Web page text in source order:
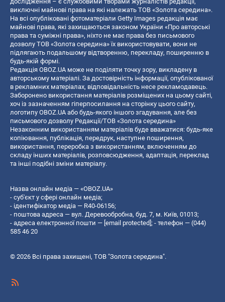
виключні майнові права на які належать ТОВ «Золота середина».
На всі опубліковані фотоматеріали Getty Images редакція має
майнові права, які захищаються законом України «Про авторські
права та суміжні права», ніхто не має права без письмового
дозволу ТОВ «Золота середина» їх використовувати, вони не
підлягають подальшому відтворенню, перекладу, поширенню в
будь-якій формі.
Редакція OBOZ.UA може не поділяти точку зору, викладену в
авторському матеріалі. За достовірність інформації, опублікованої
в рекламних матеріалах, відповідальність несе рекламодавець.
Заборонено використання матеріалів розміщених на цьому сайті,
хоч із зазначенням гіперпосилання на сторінку цього сайту,
логотипу OBOZ.UA або будь-якого іншого згадування, але без
письмового дозволу Редакції/ТОВ «Золота середина»
Незаконним використанням матеріалів буде вважатися: будь-яке
копiювання, публiкацiя, передрук, наступне поширення,
використання, переробка з використанням, включенням до
складу інших матеріалів, розповсюдження, адаптація, переклад
та інші подібні зміни матеріалу.
Назва онлайн медіа — «OBOZ.UA»
- суб'єкт у сфері онлайн медіа;
- ідентифікатор медіа — R40-06156;
- поштова адреса — вул. Деревообробна, буд. 7, м. Київ, 01013;
- адреса електронної пошти — [email protected]; - телефон — (044)
585 46 20
© 2026 Всі права захищені, ТОВ "Золота середина".